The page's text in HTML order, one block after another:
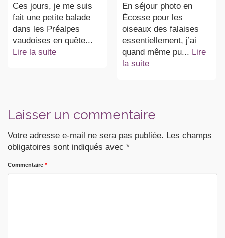
Ces jours, je me suis
fait une petite balade
dans les Préalpes
vaudoises en quête...
Lire la suite
En séjour photo en
Écosse pour les
oiseaux des falaises
essentiellement, j’ai
quand même pu... Lire
la suite
Laisser un commentaire
Votre adresse e-mail ne sera pas publiée. Les champs
obligatoires sont indiqués avec *
Commentaire *